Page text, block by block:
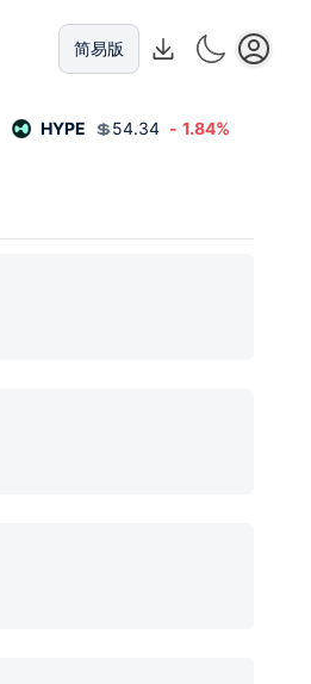
简易版
HYPE 💲54.34 - 1.84%